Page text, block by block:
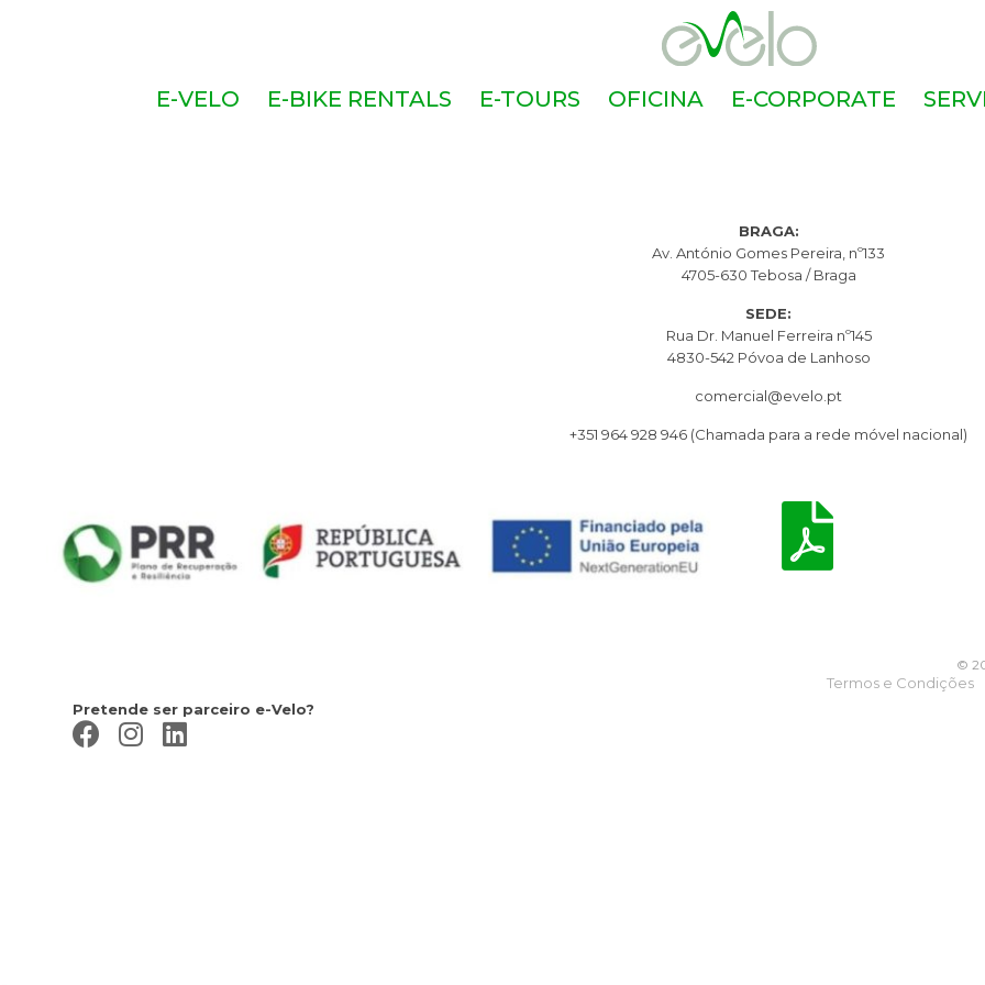
E-VELO E-BIKE RENTALS E-TOURS OFICINA E-CORPORATE
BRAGA:
Av. António Gomes Pereira, nº133
4705-630 Tebosa / Braga
SEDE:
Rua Dr. Manuel Ferreira nº145
4830-542 Póvoa de Lanhoso
comercial@evelo.pt
+351 964 928 946 (Chamada para a rede móvel nacional)
Pretende ser parceiro e-Velo?
©
Termos e Condições